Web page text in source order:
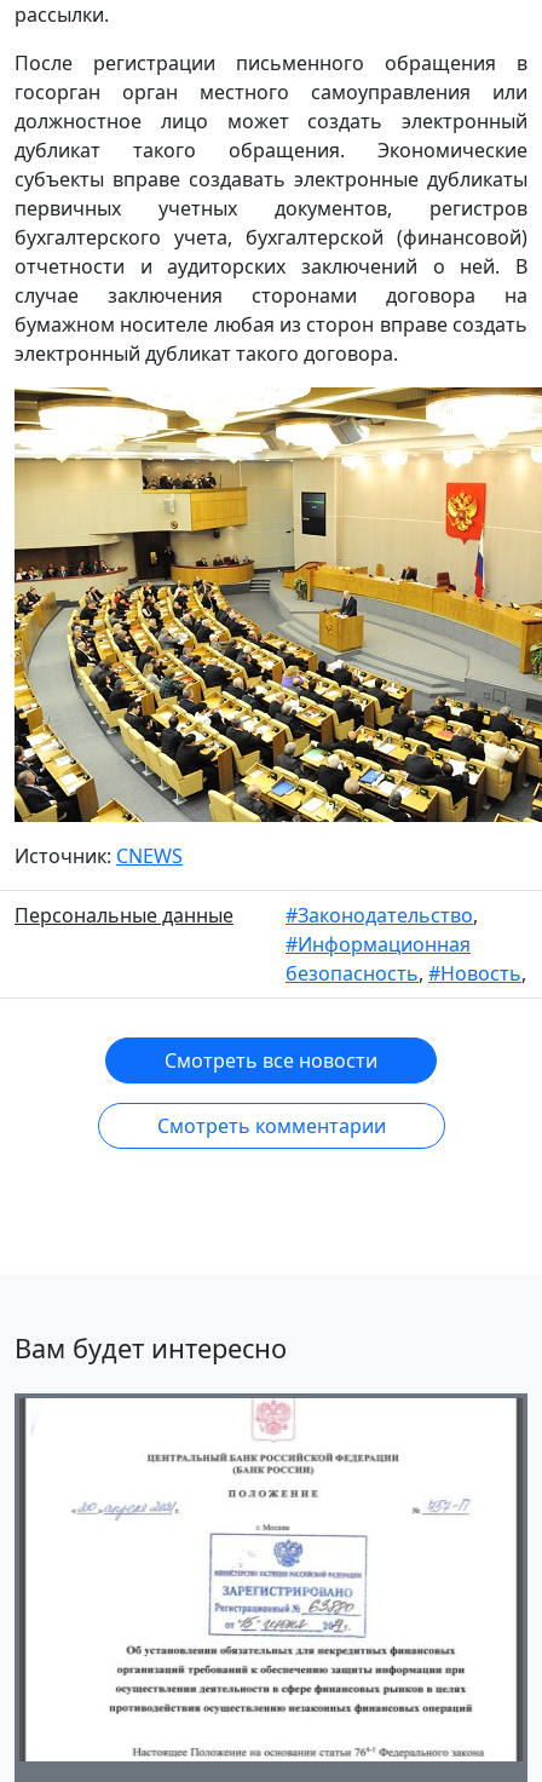
рассылки.
После регистрации письменного обращения в
госорган орган местного самоуправления или
должностное лицо может создать электронный
дубликат такого обращения. Экономические
субъекты вправе создавать электронные дубликаты
первичных учетных документов, регистров
бухгалтерского учета, бухгалтерской (финансовой)
отчетности и аудиторских заключений о ней. В
случае заключения сторонами договора на
бумажном носителе любая из сторон вправе создать
электронный дубликат такого договора.
Источник: CNEWS
Персональные данные #Законодательство,
#Информационная
безопасность, #Новость,
Смотреть все новости
Смотреть комментарии
Вам будет интересно